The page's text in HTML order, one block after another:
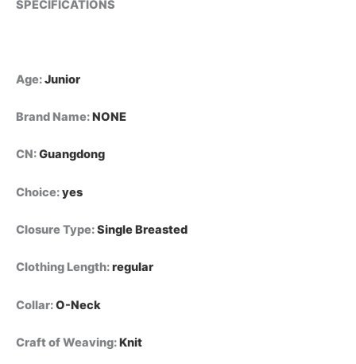
الجماعيكارديجان
كوري
بدون
كنزة
كاجوال
نسائية
جديدة
SPECIFICATIONS
Age:Junior
Brand Name:NONE
CN:Guangdong
Choice:yes
Closure Type:Single Breasted
Clothing Length:regular
Collar:O-Neck
Craft of Weaving:Knit